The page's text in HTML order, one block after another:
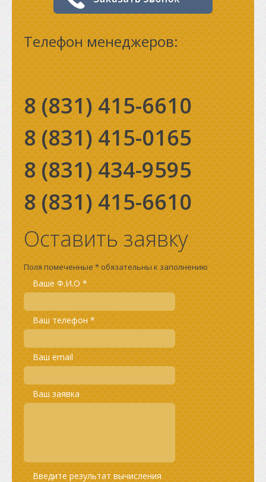
Телефон менеджеров:
8 (831) 415-6610
8 (831) 415-0165
8 (831) 434-9595
8 (831) 415-6610
Оставить заявку
Поля помеченные * обязательны к заполнению
Ваше Ф.И.О *
Ваш телефон *
Ваш email
Ваш заявка
Введите результат вычисления